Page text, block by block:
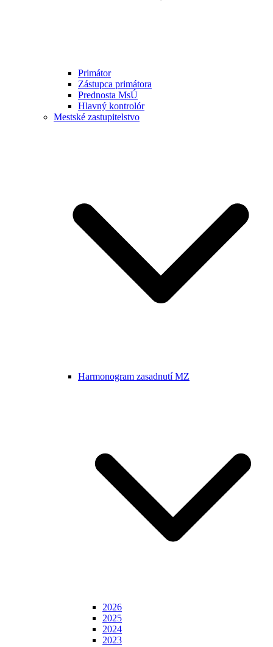
Primátor
Zástupca primátora
Prednosta MsÚ
Hlavný kontrolór
Mestské zastupitelstvo
Harmonogram zasadnutí MZ
2026
2025
2024
2023